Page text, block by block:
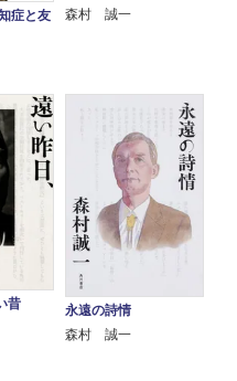
症と友
森村 誠一
昔
永遠の詩情
森村 誠一